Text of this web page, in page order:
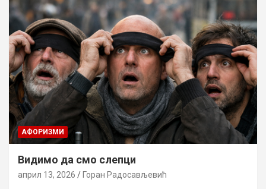
AФОРИЗМИ
Видимо да смо слепци
април 13, 2026 Горан Радосављевић